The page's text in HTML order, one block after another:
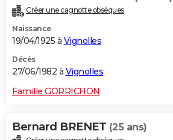
Créer une cagnotte obsèques
Naissance
19/04/1925 à Vignolles
Décès
27/06/1982 à Vignolles
Famille GORRICHON
Bernard BRENET (25 ans)